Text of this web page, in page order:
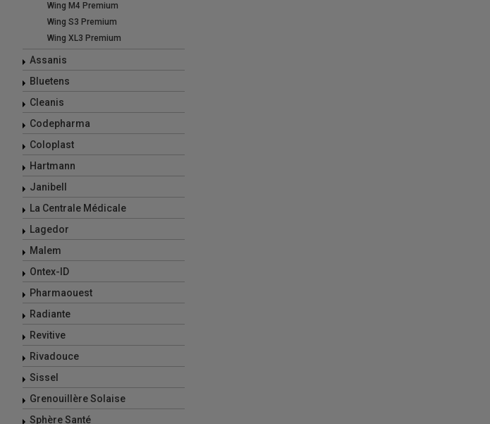
Wing M4 Premium
Wing S3 Premium
Wing XL3 Premium
Assanis
Bluetens
Cleanis
Codepharma
Coloplast
Hartmann
Janibell
La Centrale Médicale
Lagedor
Malem
Ontex-ID
Pharmaouest
Radiante
Revitive
Rivadouce
Sissel
Grenouillère Solaise
Sphère Santé